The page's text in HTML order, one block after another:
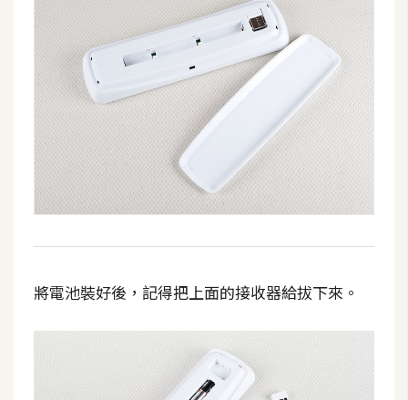
將電池裝好後，記得把上面的接收器給拔下來。